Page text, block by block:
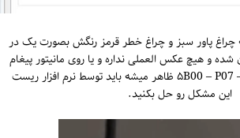
چراغ پاور سبز و چراغ خطر قرمز رنگش بصورت یک در
زن شده و هیچ عکس العملی نداره و یا روی مانیتور پیغام
های ۵B00 – P07 – Waste Ink Pad ظاهر میشه باید توسط نرم افزار ریست
این مشکل رو حل بکنید.